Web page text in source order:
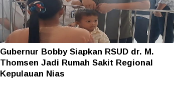
Gubernur Bobby Siapkan RSUD dr. M.
Thomsen Jadi Rumah Sakit Regional
Kepulauan Nias